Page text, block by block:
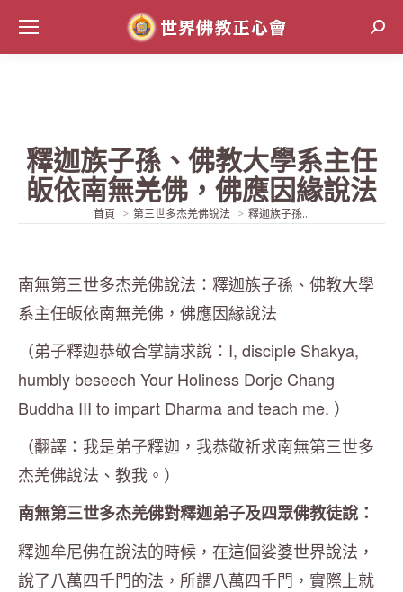
釋迦族子孫、佛教大學系主任
皈依南無羌佛，佛應因緣說法
當前位置:
首頁 第三世多杰羌佛說法 釋迦族子孫...
南無第三世多杰羌佛說法：釋迦族子孫、佛教大學
系主任皈依南無羌佛，佛應因緣說法
（弟子釋迦恭敬合掌請求說：I, disciple Shakya,
humbly beseech Your Holiness Dorje Chang
Buddha III to impart Dharma and teach me. ）
（翻譯：我是弟子釋迦，我恭敬祈求南無第三世多
杰羌佛說法、教我。）
南無第三世多杰羌佛對釋迦弟子及四眾佛教徒說：
釋迦牟尼佛在說法的時候，在這個娑婆世界說法，
說了八萬四千門的法，所謂八萬四千門，實際上就